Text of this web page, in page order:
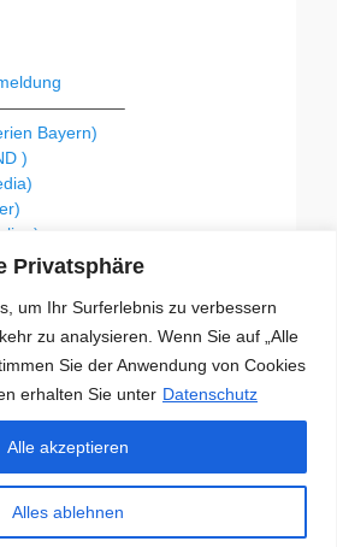
Privatsphäre
um Ihr Surferlebnis zu verbessern
zu analysieren. Wenn Sie auf „Alle
Sie der Anwendung von Cookies
erhalten Sie unter Datenschutz
Alles ablehnen
Alle akzeptieren
Bayern)
)
Verein Nuernberg. Alle Rechte vorbehalten.
Responsive vonCatch Themes